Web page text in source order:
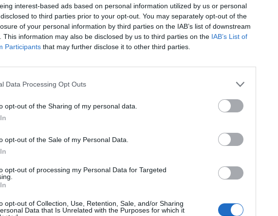
interest-based ads based on personal information utilized by us or personal
to third parties prior to your opt-out. You may separately opt-out of the
of your personal information by third parties on the IAB’s list of downstream
This information may also be disclosed by us to third parties on the IAB’s List of
Participants that may further disclose it to other third parties.
Data Processing Opt Outs
opt-out of the Sharing of my personal data.
opt-out of the Sale of my Personal Data.
opt-out of processing my Personal Data for Targeted
opt-out of Collection, Use, Retention, Sale, and/or Sharing
Data that Is Unrelated with the Purposes for which it
Gallerie Fotografiche
SEGUICI SUI SOCIAL